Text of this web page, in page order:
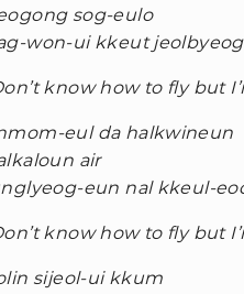
sog-eulo
won-ui kkeut jeolbyeog
know how to fly but
eul da halkwineun
air
eun nal kkeul-
know how to fly but
sijeol-ui kkum